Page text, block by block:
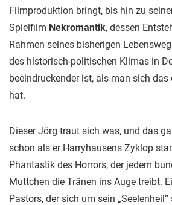
Filmproduktion bringt, bis hin zu
Spielfilm Nekromantik, dessen
Rahmen seines bisherigen
des historisch-politischen Klimas in
beeindruckender ist, als man sich
hat.
Dieser Jörg traut sich was, und das
schon als er Harryhausens Zyklop
Phantastik des Horrors, der jedem
Muttchen die Tränen ins Auge treibt.
Pastors, der sich um sein